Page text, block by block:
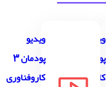
ویدیو
کاروفناوری
ویدیو
پودمان 3
کاروفناوری